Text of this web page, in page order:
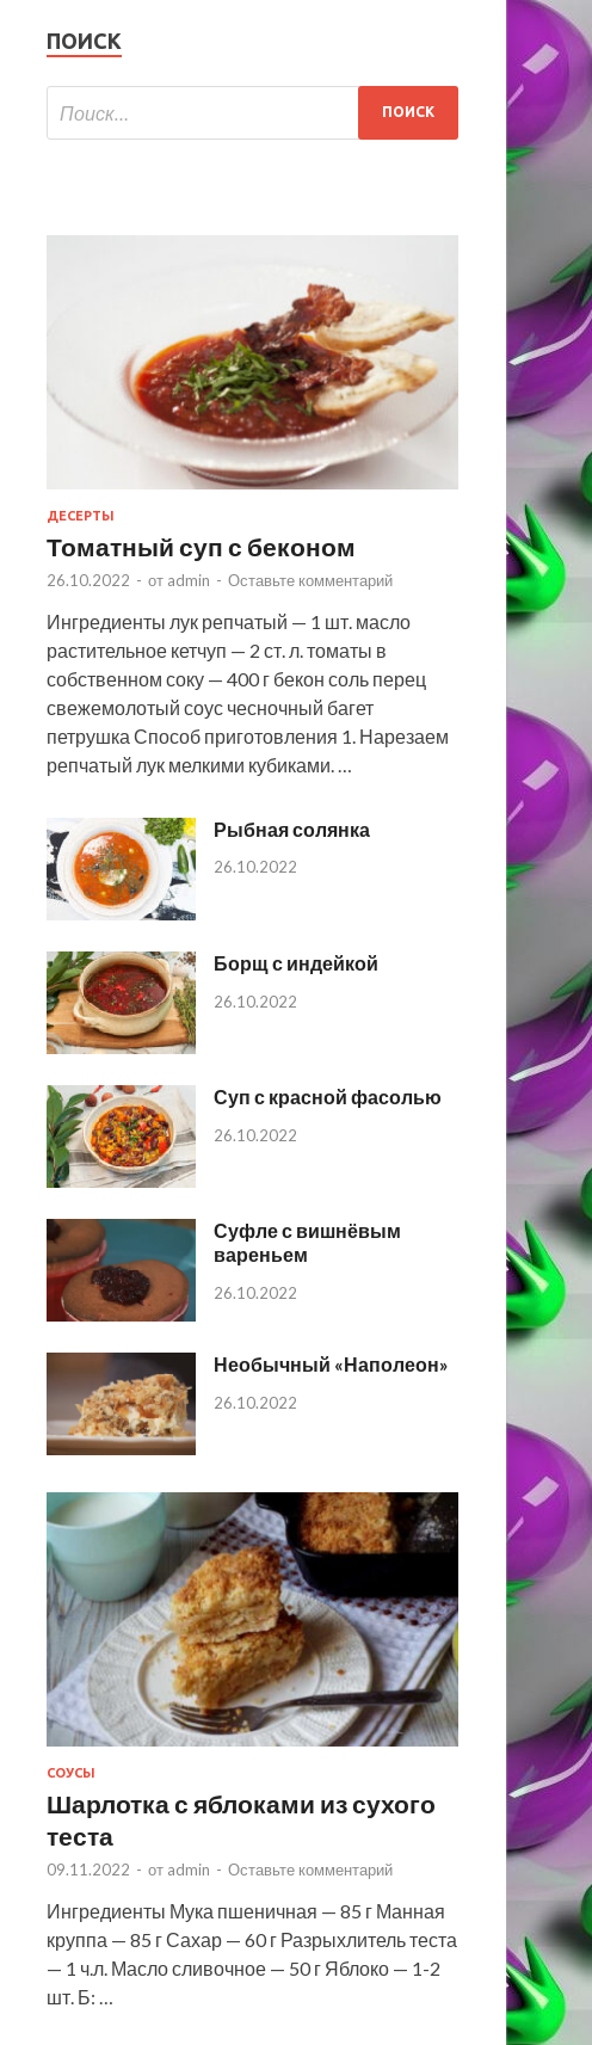
ПОИСК
ДЕСЕРТЫ
Томатный суп с беконом
26.10.2022 - от admin - Оставьте комментарий
Ингредиенты лук репчатый — 1 шт. масло
растительное кетчуп — 2 ст. л. томаты в
собственном соку — 400 г бекон соль перец
свежемолотый соус чесночный багет
петрушка Способ приготовления 1. Нарезаем
репчатый лук мелкими кубиками. …
Рыбная солянка
26.10.2022
Борщ с индейкой
26.10.2022
Суп с красной фасолью
26.10.2022
Суфле с вишнёвым
вареньем
26.10.2022
Необычный «Наполеон»
26.10.2022
СОУСЫ
Шарлотка с яблоками из сухого
теста
09.11.2022 - от admin - Оставьте комментарий
Ингредиенты Мука пшеничная — 85 г Манная
круппа — 85 г Сахар — 60 г Разрыхлитель теста
— 1 ч.л. Масло сливочное — 50 г Яблоко — 1-2
шт. Б: …